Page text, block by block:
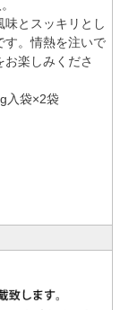
味とスッキリとし
す。情熱を注いで
楽しみくださ
入袋×2袋